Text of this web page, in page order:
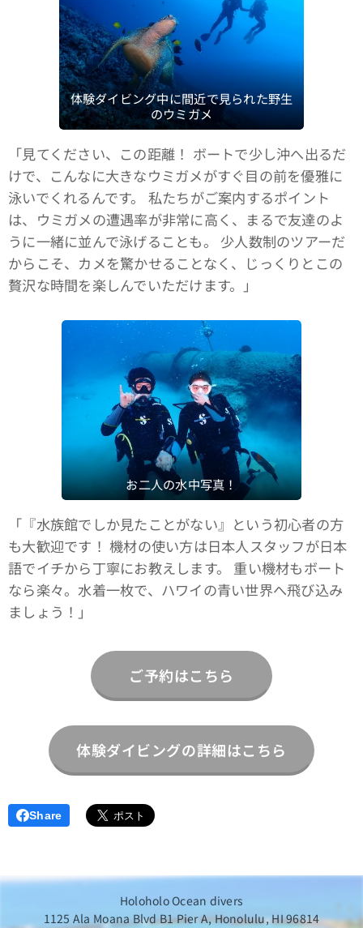
体験ダイビング中に間近で見られた野生
のウミガメ
「見てください、この距離！ ボートで少し沖へ出るだ
けで、こんなに大きなウミガメがすぐ目の前を優雅に
泳いでくれるんです。 私たちがご案内するポイント
は、ウミガメの遭遇率が非常に高く、まるで友達のよ
うに一緒に並んで泳げることも。 少人数制のツアーだ
からこそ、カメを驚かせることなく、じっくりとこの
贅沢な時間を楽しんでいただけます。」
お二人の水中写真！
「『水族館でしか見たことがない』という初心者の方
も大歓迎です！ 機材の使い方は日本人スタッフが日本
語でイチから丁寧にお教えします。 重い機材もボート
なら楽々。水着一枚で、ハワイの青い世界へ飛び込み
ましょう！」
ご予約はこちら
体験ダイビングの詳細はこちら
Share
Holoholo Ocean divers
1125 Ala Moana Blvd B1 Pier A, Honolulu, HI 96814